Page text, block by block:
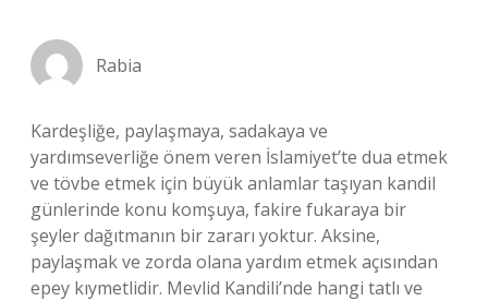
Rabia
Kardeşliğe, paylaşmaya, sadakaya ve
yardımseverliğe önem veren İslamiyet’te dua etmek
ve tövbe etmek için büyük anlamlar taşıyan kandil
günlerinde konu komşuya, fakire fukaraya bir
şeyler dağıtmanın bir zararı yoktur. Aksine,
paylaşmak ve zorda olana yardım etmek açısından
epey kıymetlidir. Mevlid Kandili’nde hangi tatlı ve